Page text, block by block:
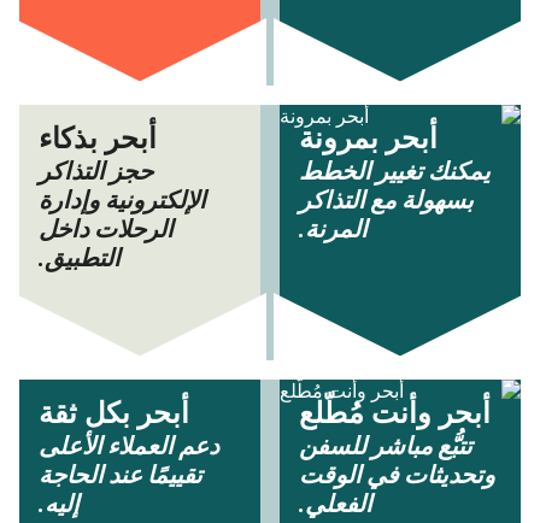
أبحر بمرونة
يمكنك تغيير الخطط
بسهولة مع التذاكر
المرنة.
أبحر بذكاء
حجز التذاكر
الإلكترونية وإدارة
الرحلات داخل
التطبيق.
أبحر وأنت مُطّلع
تتبُّع مباشر للسفن
وتحديثات في الوقت
الفعلي.
أبحر بكل ثقة
دعم العملاء الأعلى
تقييمًا عند الحاجة
إليه.